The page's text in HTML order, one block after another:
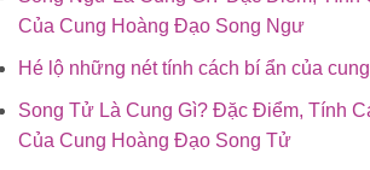
Của Cung Hoàng Đạo Song Ngư
Hé lộ những nét tính cách bí ẩn của
Song Tử Là Cung Gì? Đặc Điểm, Tính
Của Cung Hoàng Đạo Song Tử